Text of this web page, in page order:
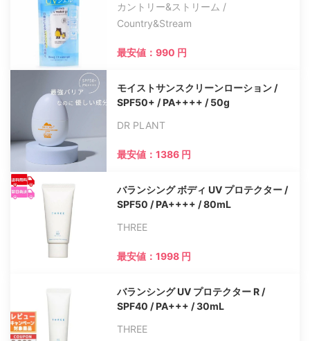
カントリー&ストリーム /
Country&Stream
最安値：990 円
モイストサンスクリーンローション /
SPF50+ / PA++++ / 50g
DR PLANT
最安値：1386 円
バランシング ボディ UV プロテクター /
SPF50 / PA++++ / 80mL
THREE
最安値：1998 円
バランシング UV プロテクター R /
SPF40 / PA+++ / 30mL
THREE